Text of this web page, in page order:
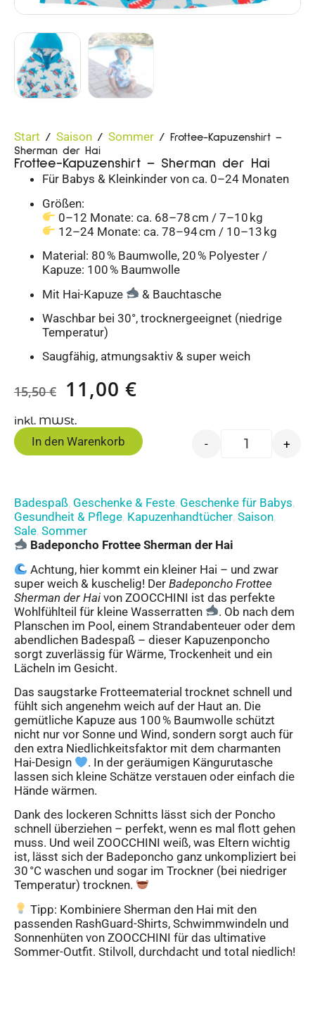
Start / Saison / Sommer / Frottee-Kapuzenshirt –
Sherman der Hai
Frottee-Kapuzenshirt – Sherman der Hai
Für Babys & Kleinkinder von ca. 0–24 Monaten
Größen:
0–12 Monate: ca. 68–78 cm / 7–10 kg
12–24 Monate: ca. 78–94 cm / 10–13 kg
Material: 80 % Baumwolle, 20 % Polyester /
Kapuze: 100 % Baumwolle
Mit Hai-Kapuze
& Bauchtasche
Waschbar bei 30°, trocknergeeignet (niedrige
Temperatur)
Saugfähig, atmungsaktiv & super weich
15,50€ 11,00 €
inkl. MWSt.
- +
In den Warenkorb
Badespaß, Geschenke & Feste, Geschenke für Babys,
Gesundheit & Pflege, Kapuzenhandtücher, Saison,
Sale, Sommer
Badeponcho Frottee Sherman der Hai
Achtung, hier kommt ein kleiner Hai – und zwar
super weich & kuschelig! Der Badeponcho Frottee
Sherman der Hai von ZOOCCHINI ist das perfekte
Wohlfühlteil für kleine Wasserratten
. Ob nach dem
Planschen im Pool, einem Strandabenteuer oder dem
abendlichen Badespaß – dieser Kapuzenponcho
sorgt zuverlässig für Wärme, Trockenheit und ein
Lächeln im Gesicht.
Das saugstarke Frotteematerial trocknet schnell und
fühlt sich angenehm weich auf der Haut an. Die
gemütliche Kapuze aus 100 % Baumwolle schützt
nicht nur vor Sonne und Wind, sondern sorgt auch für
den extra Niedlichkeitsfaktor mit dem charmanten
Hai-Design
. In der geräumigen Kängurutasche
lassen sich kleine Schätze verstauen oder einfach die
Hände wärmen.
Dank des lockeren Schnitts lässt sich der Poncho
schnell überziehen – perfekt, wenn es mal flott gehen
muss. Und weil ZOOCCHINI weiß, was Eltern wichtig
ist, lässt sich der Badeponcho ganz unkompliziert bei
30 °C waschen und sogar im Trockner (bei niedriger
Temperatur) trocknen.
Tipp: Kombiniere Sherman den Hai mit den
passenden RashGuard-Shirts, Schwimmwindeln und
Sonnenhüten von ZOOCCHINI für das ultimative
Sommer-Outfit. Stilvoll, durchdacht und total niedlich!